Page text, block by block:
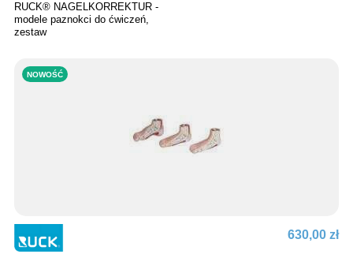
RUCK® NAGELKORREKTUR -
modele paznokci do ćwiczeń,
zestaw
NOWOŚĆ
630,00 zł